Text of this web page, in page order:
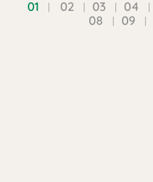
01 02 03 04
08
09